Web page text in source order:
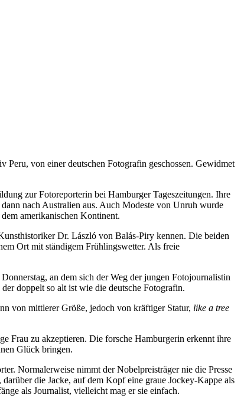
von einer deutschen Fotografin geschossen. Gewidmet
zur Fotoreporterin bei Hamburger Tageszeitungen. Ihre
nach Australien aus. Auch Modeste von Unruh wurde
amerikanischen Kontinent.
Dr. László von Balás-Piry kennen. Die beiden
Ort mit ständigem Frühlingswetter. Als freie
an dem sich der Weg der jungen Fotojournalistin
doppelt so alt ist wie die deutsche Fotografin.
von mittlerer Größe, jedoch von kräftiger Statur, like a tree
Frau zu akzeptieren. Die forsche Hamburgerin erkennt ihre
Glück bringen.
Normalerweise nimmt der Nobelpreisträger nie die Presse
die Jacke, auf dem Kopf eine graue Jockey-Kappe als
als Journalist, vielleicht mag er sie einfach.